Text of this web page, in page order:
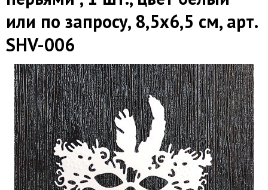
или по запросу, 8,5х6,5 см, арт.
SHV-006